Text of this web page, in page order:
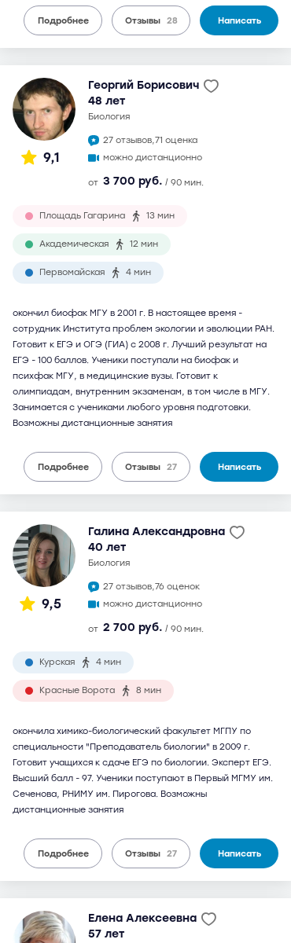
Подробнее Отзывы 28 Написать
9,1
Георгий Борисович
48 лет
биология
27 отзывов,71 оценка
можно дистанционно
от 3 700 руб. / 90 мин.
Площадь Гагарина 13 мин
Академическая 12 мин
Первомайская 4 мин
окончил биофак МГУ в 2001 г. В настоящее время -
сотрудник Института проблем экологии и эволюции РАН.
Готовит к ЕГЭ и ОГЭ (ГИА) с 2008 г. Лучший результат на
ЕГЭ - 100 баллов. Ученики поступали на биофак и
психфак МГУ, в медицинские вузы. Готовит к
олимпиадам, внутренним экзаменам, в том числе в МГУ.
Занимается с учениками любого уровня подготовки.
Возможны дистанционные занятия
Подробнее Отзывы 27 Написать
9,5
Галина Александровна
40 лет
биология
27 отзывов,76 оценок
можно дистанционно
от 2 700 руб. / 90 мин.
Курская 4 мин
Красные Ворота 8 мин
окончила химико-биологический факультет МГПУ по
специальности "Преподаватель биологии" в 2009 г.
Готовит учащихся к сдаче ЕГЭ по биологии. Эксперт ЕГЭ.
Высший балл - 97. Ученики поступают в Первый МГМУ им.
Сеченова, РНИМУ им. Пирогова. Возможны
дистанционные занятия
Подробнее Отзывы 27 Написать
Елена Алексеевна
57 лет